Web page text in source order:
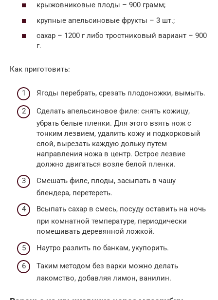
крыжовниковые плоды – 900 грамм;
крупные апельсиновые фрукты – 3 шт.;
сахар – 1200 г либо тростниковый вариант – 900
г.
Как приготовить:
Ягоды перебрать, срезать плодоножки, вымыть.
Сделать апельсиновое филе: снять кожицу,
убрать белые пленки. Для этого взять нож с
тонким лезвием, удалить кожу и подкорковый
слой, вырезать каждую дольку путем
направления ножа в центр. Острое лезвие
должно двигаться возле белой пленки.
Смешать филе, плоды, засыпать в чашу
блендера, перетереть.
Всыпать сахар в смесь, посуду оставить на ночь
при комнатной температуре, периодически
помешивать деревянной ложкой.
Наутро разлить по банкам, укупорить.
Таким методом без варки можно делать
лакомство, добавляя лимон, ванилин.